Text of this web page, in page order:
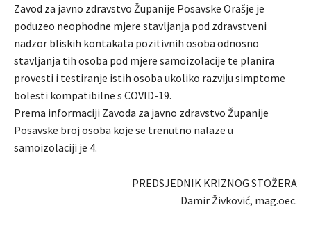
Zavod za javno zdravstvo Županije Posavske Orašje je
poduzeo neophodne mjere stavljanja pod zdravstveni
nadzor bliskih kontakata pozitivnih osoba odnosno
stavljanja tih osoba pod mjere samoizolacije te planira
provesti i testiranje istih osoba ukoliko razviju simptome
bolesti kompatibilne s COVID-19.
Prema informaciji Zavoda za javno zdravstvo Županije
Posavske broj osoba koje se trenutno nalaze u
samoizolaciji je 4.
PREDSJEDNIK KRIZNOG STOŽERA
Damir Živković, mag.oec.